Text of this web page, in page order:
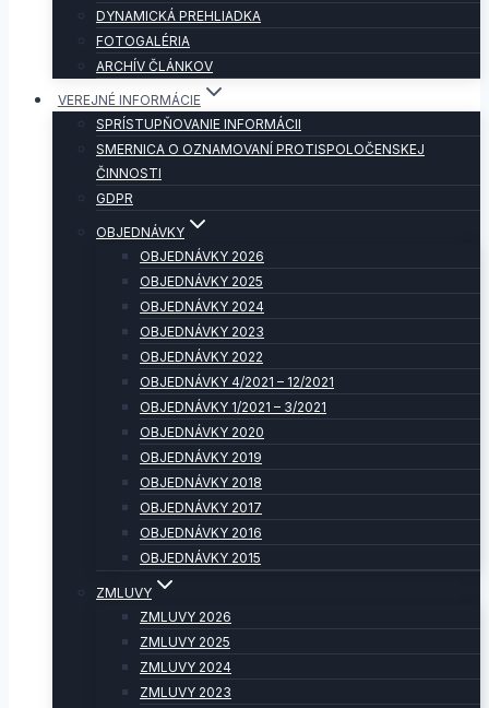
DYNAMICKÁ PREHLIADKA
FOTOGALÉRIA
ARCHÍV ČLÁNKOV
VEREJNÉ INFORMÁCIE
SPRÍSTUPŇOVANIE INFORMÁCII
SMERNICA O OZNAMOVANÍ PROTISPOLOČENSKEJ
ČINNOSTI
GDPR
OBJEDNÁVKY
OBJEDNÁVKY 2026
OBJEDNÁVKY 2025
OBJEDNÁVKY 2024
OBJEDNÁVKY 2023
OBJEDNÁVKY 2022
OBJEDNÁVKY 4/2021 – 12/2021
OBJEDNÁVKY 1/2021 – 3/2021
OBJEDNÁVKY 2020
OBJEDNÁVKY 2019
OBJEDNÁVKY 2018
OBJEDNÁVKY 2017
OBJEDNÁVKY 2016
OBJEDNÁVKY 2015
ZMLUVY
ZMLUVY 2026
ZMLUVY 2025
ZMLUVY 2024
ZMLUVY 2023